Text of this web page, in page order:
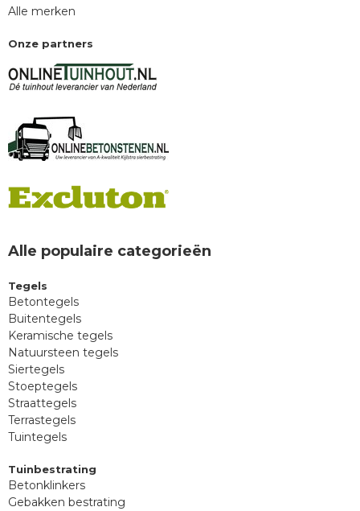
Alle merken
Onze partners
Alle populaire categorieën
Tegels
Betontegels
Buitentegels
Keramische tegels
Natuursteen tegels
Siertegels
Stoeptegels
Straattegels
Terrastegels
Tuintegels
Tuinbestrating
Betonklinkers
Gebakken bestrating